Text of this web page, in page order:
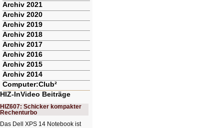
Archiv 2021
Archiv 2020
Archiv 2019
Archiv 2018
Archiv 2017
Archiv 2016
Archiv 2015
Archiv 2014
Computer:Club²
HIZ-InVideo Beiträge
HIZ607: Schicker kompakter
Rechenturbo
Das Dell XPS 14 Notebook ist